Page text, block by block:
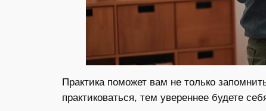
Практика поможет вам не только
практиковаться, тем увереннее будете